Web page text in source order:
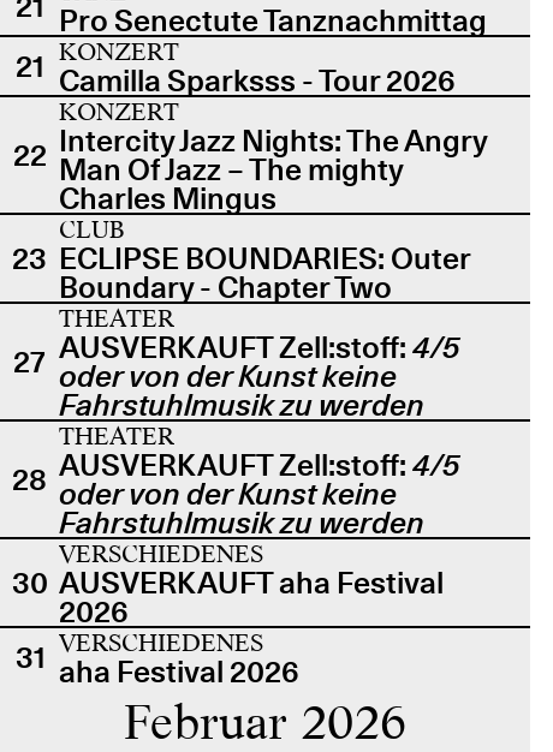
Pro Senectute Tanznachmittag
21 KONZERT
Camilla Sparksss - Tour 2026
22
KONZERT
Intercity Jazz Nights: The Angry
Man Of Jazz – The mighty
Charles Mingus
23
CLUB
ECLIPSE BOUNDARIES: Outer
Boundary - Chapter Two
27
THEATER
AUSVERKAUFT Zell:stoff: 4/5
oder von der Kunst keine
Fahrstuhlmusik zu werden
28
THEATER
AUSVERKAUFT Zell:stoff: 4/5
oder von der Kunst keine
Fahrstuhlmusik zu werden
30
VERSCHIEDENES
AUSVERKAUFT aha Festival
2026
31 VERSCHIEDENES
aha Festival 2026
Februar 2026